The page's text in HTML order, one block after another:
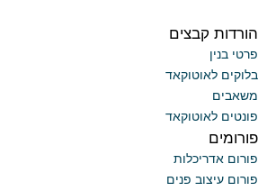
הורדות קבצים
פרטי בנין
בלוקים לאוטוקאד
משאבים
פונטים לאוטוקאד
פורומים
פורום אדריכלות
פורום עיצוב פנים